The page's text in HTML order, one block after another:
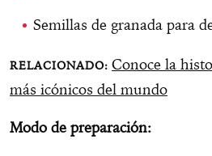
Semillas de granada para
Conoce la
más icónicos del mundo
Modo de preparación: